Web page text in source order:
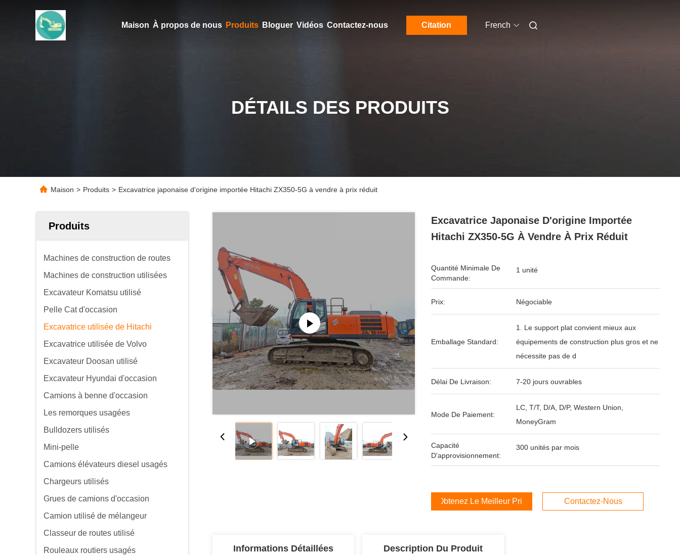
Maison À propos de nous Produits Bloguer Vidéos Contactez-nous Citation French
DÉTAILS DES PRODUITS
Maison > Produits > Excavatrice japonaise d'origine importée Hitachi ZX350-5G à vendre à prix réduit
Produits
Machines de construction de routes
Machines de construction utilisées
Excavateur Komatsu utilisé
Pelle Cat d'occasion
Excavatrice utilisée de Hitachi
Excavatrice utilisée de Volvo
Excavateur Doosan utilisé
Excavateur Hyundai d'occasion
Camions à benne d'occasion
Les remorques usagées
Bulldozers utilisés
Mini-pelle
Camions élévateurs diesel usagés
Chargeurs utilisés
Grues de camions d'occasion
Camion utilisé de mélangeur
Classeur de routes utilisé
Rouleaux routiers usagés
Excavatrice Japonaise D'origine Importée
Hitachi ZX350-5G À Vendre À Prix Réduit
Quantité Minimale De
Commande:
1 unité
Prix: Négociable
Emballage Standard:
1. Le support plat convient mieux aux
équipements de construction plus gros et ne
nécessite pas de d
Délai De Livraison: 7-20 jours ouvrables
Mode De Paiement:
LC, T/T, D/A, D/P, Western Union,
MoneyGram
Capacité
D'approvisionnement:
300 unités par mois
Obtenez Le Meilleur Prix Contactez-Nous
Informations Détaillées Description Du Produit